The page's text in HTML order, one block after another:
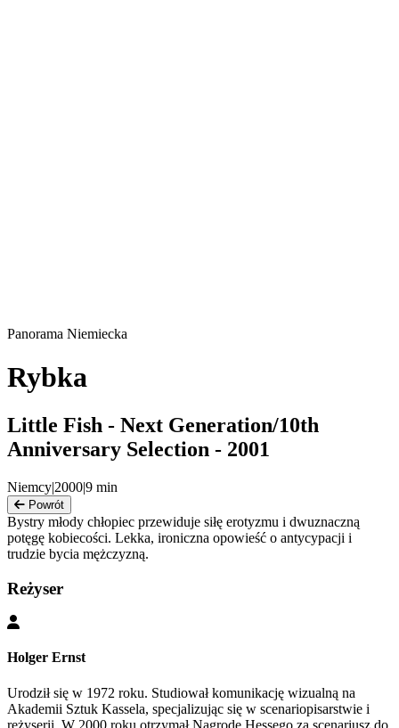
Panorama Niemiecka
Rybka
Little Fish - Next Generation/10th
Anniversary Selection - 2001
Niemcy|2000|9 min
Powrót
Bystry młody chłopiec przewiduje siłę erotyzmu i dwuznaczną
potęgę kobiecości. Lekka, ironiczna opowieść o antycypacji i
trudzie bycia mężczyzną.
Reżyser
Holger Ernst
Urodził się w 1972 roku. Studiował komunikację wizualną na
Akademii Sztuk Kassela, specjalizując się w scenariopisarstwie i
reżyserii. W 2000 roku otrzymał Nagrodę Hessego za scenariusz do